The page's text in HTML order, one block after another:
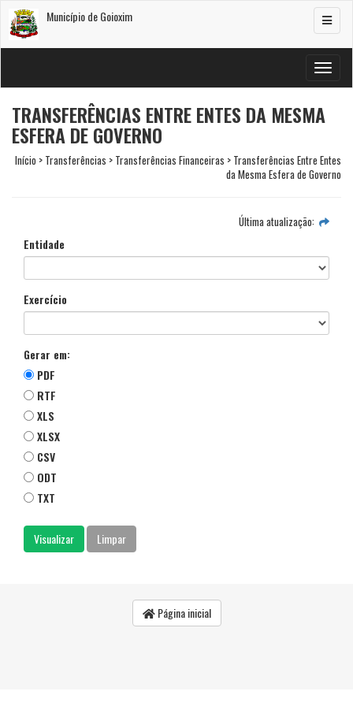
Alterar
Município de Goioxim
Alterar
TRANSFERÊNCIAS ENTRE ENTES DA MESMA
ESFERA DE GOVERNO
Início > Transferências > Transferências Financeiras > Transferências Entre Entes
da Mesma Esfera de Governo
Última atualização:
Entidade
Exercício
Gerar em:
PDF
RTF
XLS
XLSX
CSV
ODT
TXT
Página inicial